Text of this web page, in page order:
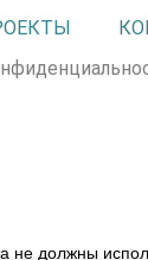
не должны